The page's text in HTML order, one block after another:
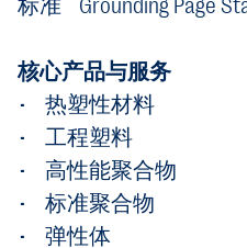
核心产品与服务
• 热塑性材料
• 工程塑料
• 高性能聚合物
• 标准聚合物
• 弹性体